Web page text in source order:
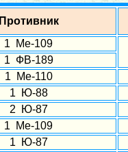
Противник
1 Ме-109
1 ФВ-189
1 Ме-110
1 Ю-88
2 Ю-87
1 Ме-109
1 Ю-87